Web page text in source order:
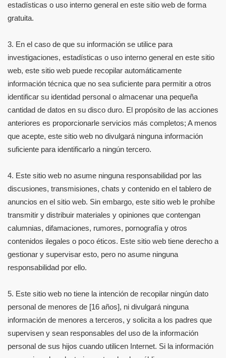
estadísticas o uso interno general en este sitio web de forma
gratuita.
3. En el caso de que su información se utilice para
investigaciones, estadísticas o uso interno general en este sitio
web, este sitio web puede recopilar automáticamente
información técnica que no sea suficiente para permitir a otros
identificar su identidad personal o almacenar una pequeña
cantidad de datos en su disco duro. El propósito de las acciones
anteriores es proporcionarle servicios más completos; A menos
que acepte, este sitio web no divulgará ninguna información
suficiente para identificarlo a ningún tercero.
4. Este sitio web no asume ninguna responsabilidad por las
discusiones, transmisiones, chats y contenido en el tablero de
anuncios en el sitio web. Sin embargo, este sitio web le prohíbe
transmitir y distribuir materiales y opiniones que contengan
calumnias, difamaciones, rumores, pornografía y otros
contenidos ilegales o poco éticos. Este sitio web tiene derecho a
gestionar y supervisar esto, pero no asume ninguna
responsabilidad por ello.
5. Este sitio web no tiene la intención de recopilar ningún dato
personal de menores de [16 años], ni divulgará ninguna
información de menores a terceros, y solicita a los padres que
supervisen y sean responsables del uso de la información
personal de sus hijos cuando utilicen Internet. Si la información